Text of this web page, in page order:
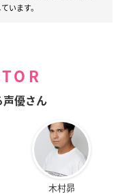
います。
声優さん
木村昴